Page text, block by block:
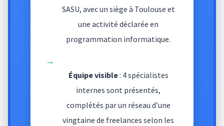
SASU, avec un siège à Toulouse et
une activité déclarée en
programmation informatique.
→
Équipe visible: 4 spécialistes
internes sont présentés,
complétés par un réseau d’une
vingtaine de freelances selon les